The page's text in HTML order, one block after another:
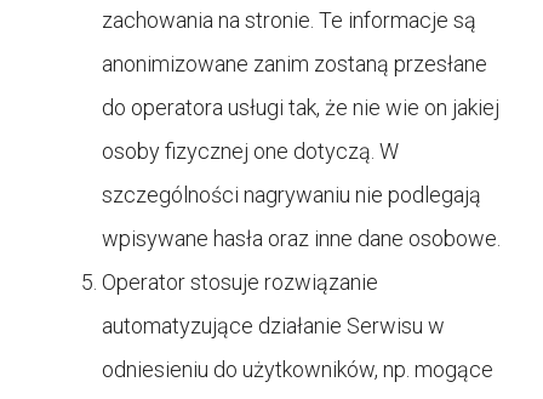
zachowania na stronie. Te informacje są
anonimizowane zanim zostaną przesłane
do operatora usługi tak, że nie wie on jakiej
osoby fizycznej one dotyczą. W
szczególności nagrywaniu nie podlegają
wpisywane hasła oraz inne dane osobowe.
Operator stosuje rozwiązanie
automatyzujące działanie Serwisu w
odniesieniu do użytkowników, np. mogące